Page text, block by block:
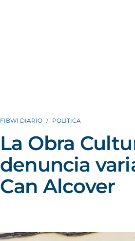
FIBWI DIARIO POLÍTICA
La Obra
denuncia
Can Alcover